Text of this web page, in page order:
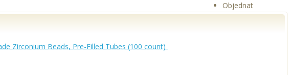
Objednat
Zirconium Beads, Pre-Filled Tubes (100 count)